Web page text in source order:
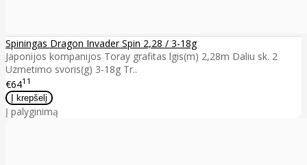
Spiningas Dragon Invader Spin 2,28 / 3-18g
Japonijos kompanijos Toray grafitas lgis(m) 2,28m Daliu sk. 2
Uzmetimo svoris(g) 3-18g Tr..
€6411
Į palyginimą